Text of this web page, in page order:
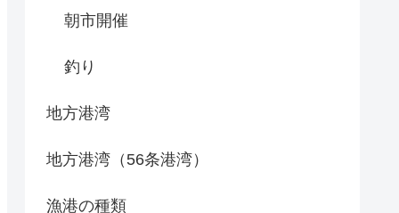
朝市開催
釣り
地方港湾
地方港湾（56条港湾）
漁港の種類